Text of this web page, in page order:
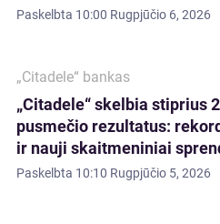
Paskelbta 10:00 Rugpjūčio 6, 2026
„Citadele“ bankas
„Citadele“ skelbia stiprius
pusmečio rezultatus:
ir nauji skaitmeniniai
Paskelbta 10:10 Rugpjūčio 5, 2026